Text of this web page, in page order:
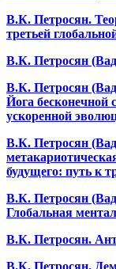
В.К. Петросян.
третьей
В.К. Петросян
В.К. Петросян
Йога бесконечной
ускоренной
В.К. Петросян
будущего: путь к
В.К. Петросян
Глобальная
В.К. Петросян.
В.К. Петросян.